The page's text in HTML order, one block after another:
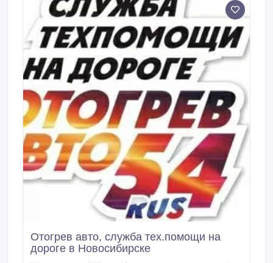
Отогрев авто, служба тех.помощи на
дороге в Новосибирске